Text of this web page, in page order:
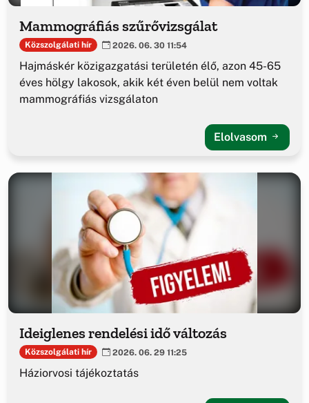
Mammográfiás szűrővizsgálat
Közszolgálati hír 2026. 06. 30 11:54
Hajmáskér közigazgatási területén élő, azon 45-65
éves hölgy lakosok, akik két éven belül nem voltak
mammográfiás vizsgálaton
Elolvasom
Ideiglenes rendelési idő változás
Közszolgálati hír 2026. 06. 29 11:25
Háziorvosi tájékoztatás